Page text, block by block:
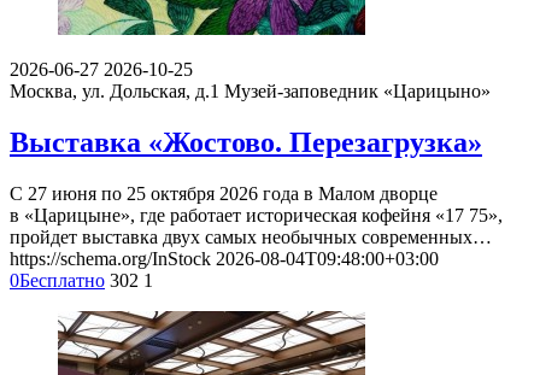
2026-06-27 2026-10-25
Москва, ул. Дольская, д.1 Музей-заповедник «Царицыно»
Выставка «Жостово. Перезагрузка»
С 27 июня по 25 октября 2026 года в Малом дворце
в «Царицыне», где работает историческая кофейня «17 75»,
пройдет выставка двух самых необычных современных…
https://schema.org/InStock 2026-08-04T09:48:00+03:00
0Бесплатно 302 1